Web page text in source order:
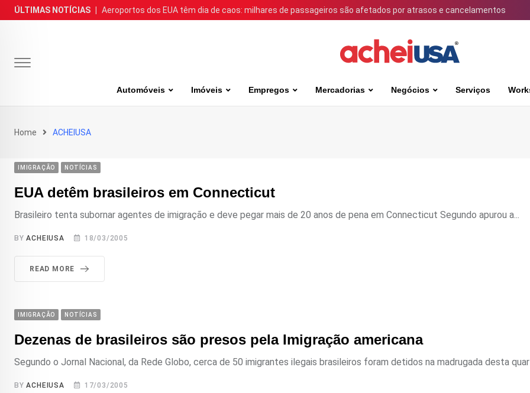
Skip
to
ÚLTIMAS NOTÍCIAS Aeroportos dos EUA têm dia de caos: milhares de passageiros são afetados por atrasos e cancelamentos
Automóveis Imóveis Empregos Mercadorias Negócios Serviços
Home ACHEIUSA
IMIGRAÇÃO NOTÍCIAS
EUA detêm brasileiros em Connecticut
Brasileiro tenta subornar agentes de imigração e deve pegar mais de 20 anos de pena em Connecticut Segundo apurou a...
BYACHEIUSA 18/03/2005
READ MORE
IMIGRAÇÃO NOTÍCIAS
Dezenas de brasileiros são presos pela Imigração americana
Segundo o Jornal Nacional, da Rede Globo, cerca de 50 imigrantes ilegais brasileiros foram detidos na madrugada desta
BYACHEIUSA 17/03/2005